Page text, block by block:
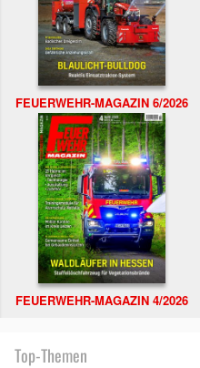
FEUERWEHR-MAGAZIN 6/2026
FEUERWEHR-MAGAZIN 4/2026
Top-Themen